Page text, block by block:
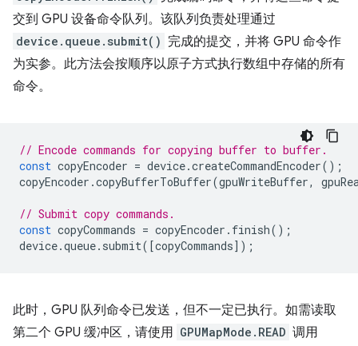
交到 GPU 设备命令队列。该队列负责处理通过
device.queue.submit() 完成的提交，并将 GPU 命令作
为实参。此方法会按顺序以原子方式执行数组中存储的所有
命令。
// Encode commands for copying buffer to buffer.
const copyEncoder = device.createCommandEncoder();
copyEncoder .copyBufferToBuffer(gpuWriteBuffer,
// Submit copy commands.
const copyCommands = copyEncoder . finish();
device.queue. submit([copyCommands]);
此时，GPU 队列命令已发送，但不一定已执行。如需读取
第二个 GPU 缓冲区，请使用 GPUMapMode.READ 调用